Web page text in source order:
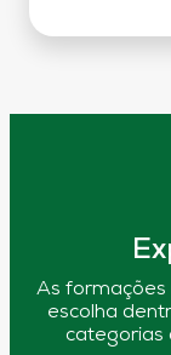
As formações
escolha
categorias